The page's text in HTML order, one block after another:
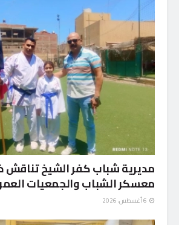
مديرية شباب كفر الشيخ تناقش
معسكر الشباب والجمعيات